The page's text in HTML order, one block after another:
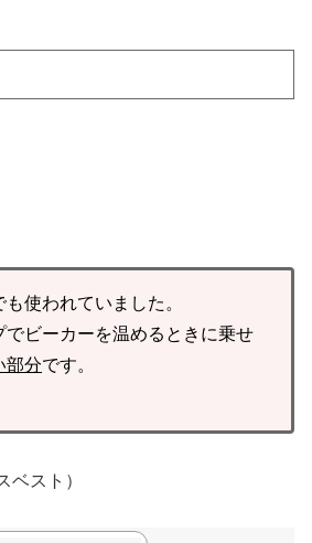
使われていました。
でビーカーを温めるときに乗せ
部分です。
スト）